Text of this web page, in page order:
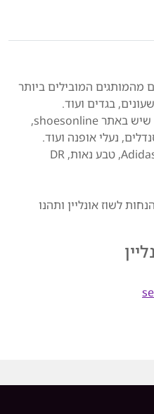
מהמותגים המובילים ביותר
בגדים ועוד.
אל תפספסו את כל סוגי ההנעלה שיש באתר shoesonline,
נעלי אופנה ועוד.
בין המותגים באתר שוז אונליין: Adidas, טבע נאות, DR
לשוז אונליין ותהנו